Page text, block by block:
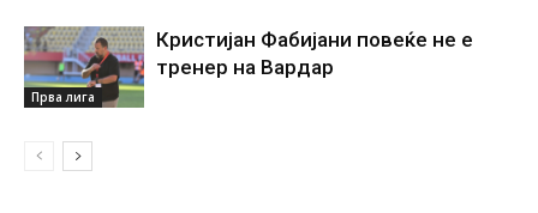
Прва лига
Кристијан Фабијани повеќе не е
тренер на Вардар